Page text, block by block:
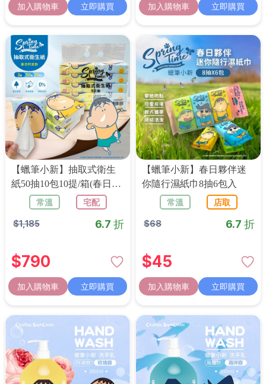
加入購物車 立即購買 加入購物車 立即購買
【蠟筆小新】抽取式衛生
紙50抽10包10提/箱(春日阿
呆款) 常溫 宅配
$1,185 6.7 折
$790
加入購物車 立即購買
【蠟筆小新】春日夥伴迷
你隨行濕紙巾8抽6包入
常溫
店取
$68 6.7 折
$45
加入購物車 立即購買